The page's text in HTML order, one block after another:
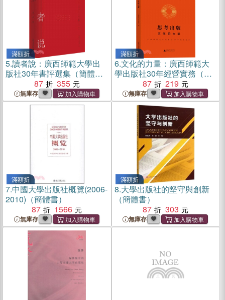
滿額折
5.讀者說：廣西師範大學出
版社30年書評選集（簡體
87 355
無庫存
滿額折
6.文化的力量：廣西師範大
學出版社30年經營實務（簡
87 219
無庫存
滿額折
7.中國大學出版社概覽(2006-
2010)（簡體書）
87
1566
無庫存
滿額折
8.大學出版社的堅守與創新
（簡體書）
87
303
無庫存